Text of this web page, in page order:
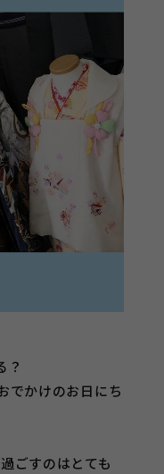
？
でかけのお日にち
ごすのはとても